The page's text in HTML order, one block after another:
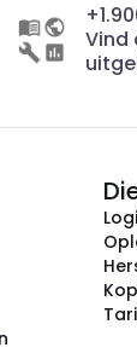
Vind